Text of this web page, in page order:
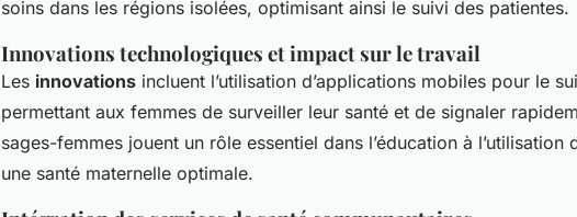
soins dans les régions isolées, optimisant ainsi le suivi des patientes.
Innovations technologiques et impact sur le travail
Les innovations incluent l’utilisation d’applications mobiles pour le
permettant aux femmes de surveiller leur santé et de signaler
sages-femmes jouent un rôle essentiel dans l’éducation à l’utilisation
une santé maternelle optimale.